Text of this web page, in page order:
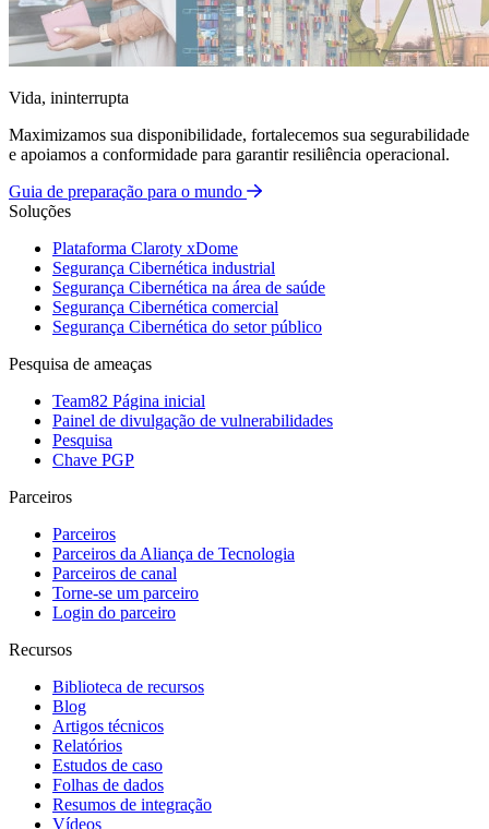
Vida, ininterrupta
Maximizamos sua disponibilidade, fortalecemos sua segurabilidade
e apoiamos a conformidade para garantir resiliência operacional.
Guia de preparação para o mundo
Soluções
Plataforma Claroty xDome
Segurança Cibernética industrial
Segurança Cibernética na área de saúde
Segurança Cibernética comercial
Segurança Cibernética do setor público
Pesquisa de ameaças
Team82 Página inicial
Painel de divulgação de vulnerabilidades
Pesquisa
Chave PGP
Parceiros
Parceiros
Parceiros da Aliança de Tecnologia
Parceiros de canal
Torne-se um parceiro
Login do parceiro
Recursos
Biblioteca de recursos
Blog
Artigos técnicos
Relatórios
Estudos de caso
Folhas de dados
Resumos de integração
Vídeos